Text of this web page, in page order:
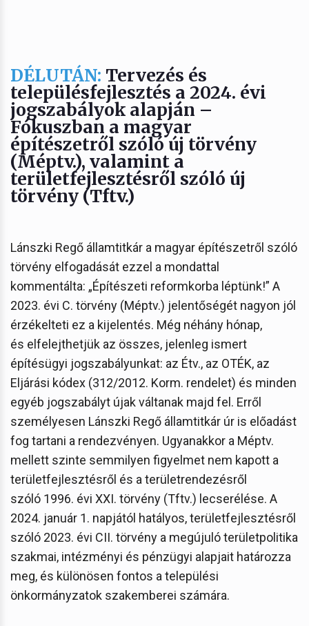
DÉLUTÁN: Tervezés és
településfejlesztés a 2024. évi
jogszabályok alapján –
Fókuszban a magyar
építészetről szóló új törvény
(Méptv.), valamint a
területfejlesztésről szóló új
törvény (Tftv.)
Lánszki Regő államtitkár a magyar építészetről szóló
törvény elfogadását ezzel a mondattal
kommentálta: „Építészeti reformkorba léptünk!” A
2023. évi C. törvény (Méptv.) jelentőségét nagyon jól
érzékelteti ez a kijelentés. Még néhány hónap,
és elfelejthetjük az összes, jelenleg ismert
építésügyi jogszabályunkat: az Étv., az OTÉK, az
Eljárási kódex (312/2012. Korm. rendelet) és minden
egyéb jogszabályt újak váltanak majd fel. Erről
személyesen Lánszki Regő államtitkár úr is előadást
fog tartani a rendezvényen. Ugyanakkor a Méptv.
mellett szinte semmilyen figyelmet nem kapott a
területfejlesztésről és a területrendezésről
szóló 1996. évi XXI. törvény (Tftv.) lecserélése. A
2024. január 1. napjától hatályos, területfejlesztésről
szóló 2023. évi CII. törvény a megújuló területpolitika
szakmai, intézményi és pénzügyi alapjait határozza
meg, és különösen fontos a települési
önkormányzatok szakemberei számára.